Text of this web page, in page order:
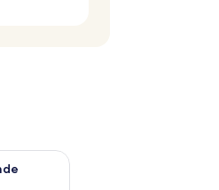
16.nächstes Wochenende, Aug.